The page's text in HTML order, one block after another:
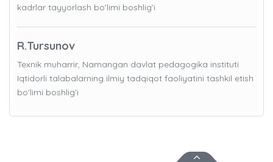
kadrlar tayyorlash bo'limi boshlig’i
R.Tursunov
Texnik muharrir, Namangan davlat pedagogika instituti
Iqtidorli talabalarning ilmiy tadqiqot faoliyatini tashkil etish
bo'limi boshlig’i